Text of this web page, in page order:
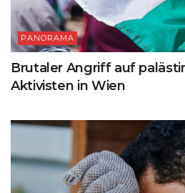
PANORAMA
Brutaler Angriff auf
Aktivisten in Wien